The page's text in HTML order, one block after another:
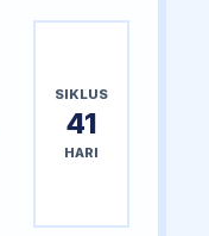
SIKLUS
41
HARI